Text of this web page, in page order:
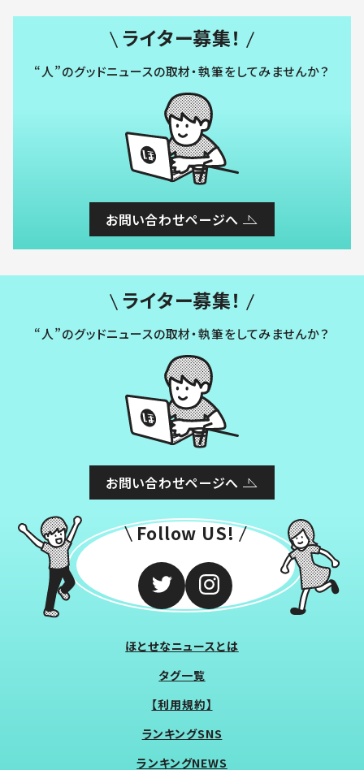
ライター募集！
“人”のグッドニュースの取材・執筆をしてみませんか？
お問い合わせページへ
ライター募集！
“人”のグッドニュースの取材・執筆をしてみませんか？
お問い合わせページへ
Follow US!
ほとせなニュースとは
タグ一覧
【利用規約】
ランキングSNS
ランキングNEWS